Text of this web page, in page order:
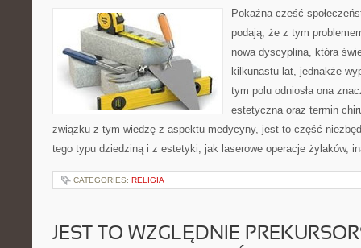
Pokaźna cześć
podają, że z tym
nowa dyscyplina, która
kilkunastu lat, jednakże
tym polu odniosła ona
estetyczna oraz termin
związku z tym wiedzę z aspektu medycyny, jest to część
tego typu dziedziną i z estetyki, jak laserowe operacje żylaków,
CATEGORIES: RELIGIA
JEST TO WZGLĘDNIE